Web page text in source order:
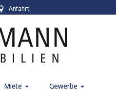
Anfahrt
Miete Gewerbe